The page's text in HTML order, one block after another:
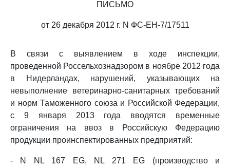
ПИСЬМО
от 26 декабря 2012 г. N ФС-ЕН-7/17511
В связи с выявлением в ходе инспекции,
проведенной Россельхознадзором в ноябре 2012 года
в Нидерландах, нарушений, указывающих на
невыполнение ветеринарно-санитарных требований
и норм Таможенного союза и Российской Федерации,
с 9 января 2013 года вводятся временные
ограничения на ввоз в Российскую Федерацию
продукции проинспектированных предприятий:
- N NL 167 EG, NL 271 EG (производство и